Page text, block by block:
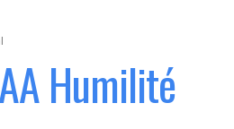
Humilité